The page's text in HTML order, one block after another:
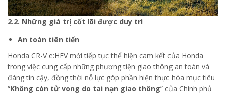
2.2. Những giá trị cốt lõi được duy trì
An toàn tiên tiến
Honda CR-V e:HEV mới tiếp tục thể hiện cam kết của Honda
trong việc cung cấp những phương tiện giao thông an toàn và
đáng tin cậy, đồng thời nỗ lực góp phần hiện thực hóa mục tiêu
“Không còn tử vong do tai nạn giao thông” của Chính phủ